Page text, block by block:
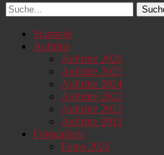
Suchen
nach:
Primäres
Menü
Zum
Inhalt
Startseite
Auftritte
Auftritte 2026
Auftritte 2025
Auftritte 2024
Auftritte 2022
Auftritte 2021
Auftritte 2019
Fotogallerie
Fotos 2026